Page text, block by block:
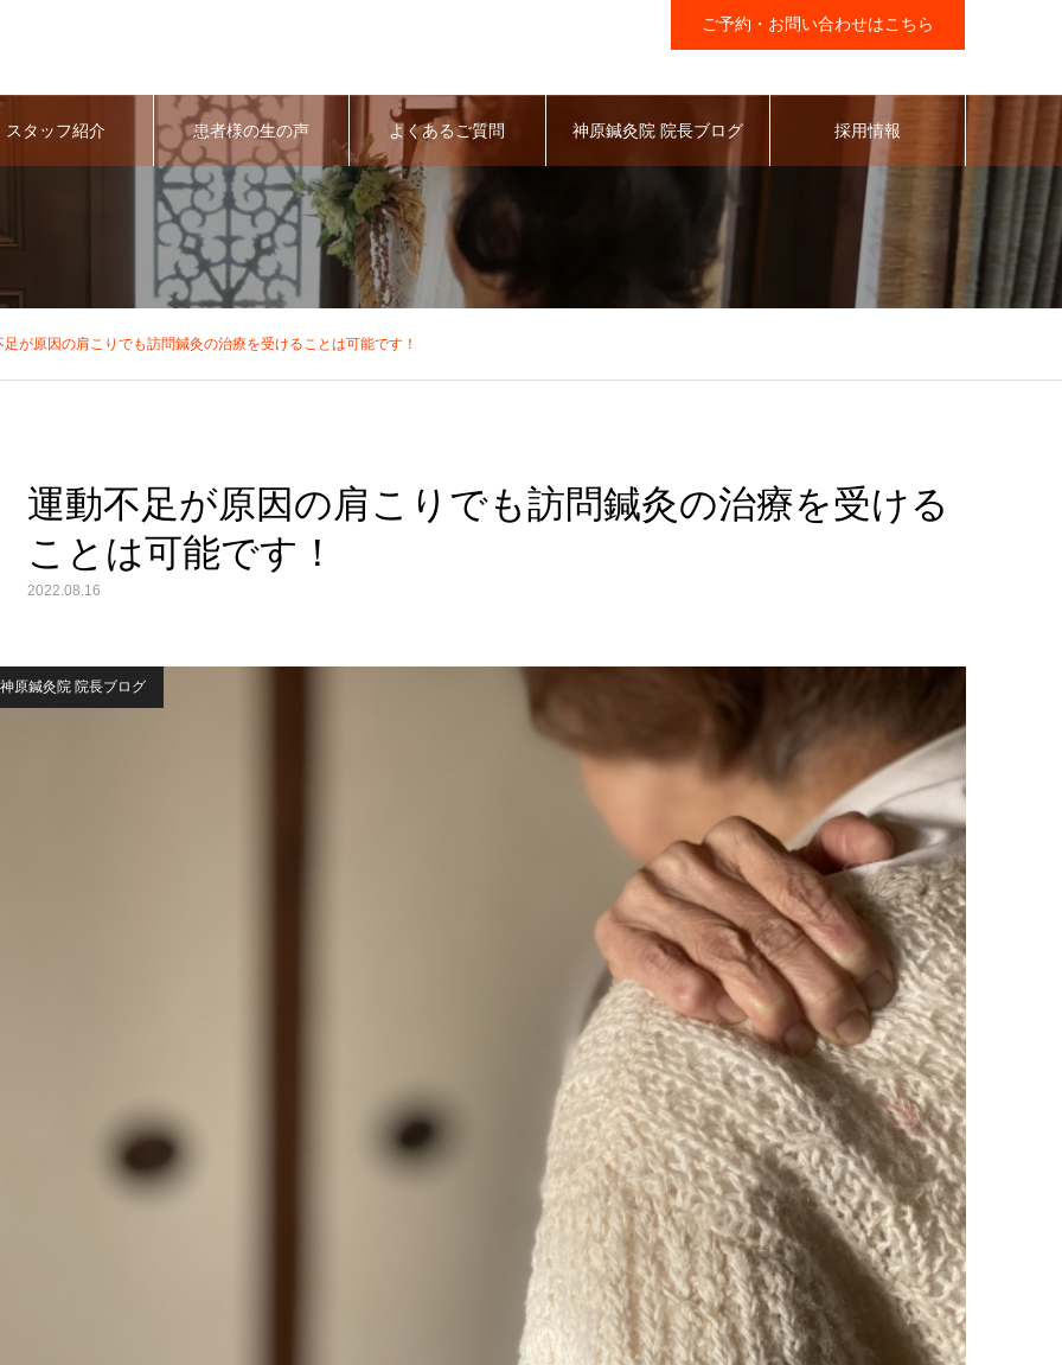
ご予約・お問い合わせはこちら
スタッフ紹介 患者様の生の声 よくあるご質問 神原鍼灸院 院長ブログ 採用情報
足が原因の肩こりでも訪問鍼灸の治療を受けることは可能です！
運動不足が原因の肩こりでも訪問鍼灸の治療を受ける
ことは可能です！
2022.08.16
神原鍼灸院 院長ブログ